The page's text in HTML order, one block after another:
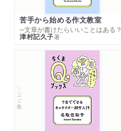
苦手から始める作文教室
─文章が書けたらいいことはある？
津村記久子著
シリーズ・全集